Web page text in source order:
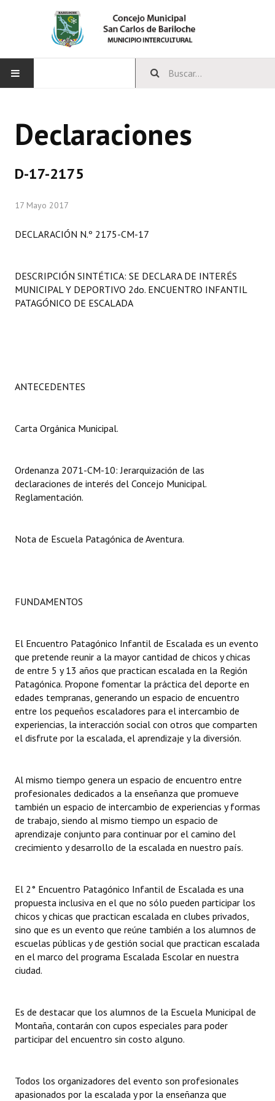
CONCEJO
Comisiones Permanentes
Comisiones Especiales
Programas
Carta Orgánica 2007
Organigrama
DOCUMENTOS
Actas de Sesión
Ejecución Presupuestaria
Actas de Audiencias Públicas
NORMATIVA
Comunicaciones
Resoluciones
Resoluciones de Presidencia
INSTITUCIONAL
Noticias Destacadas
Registros y Distinciones
Datos Históricos
Premio al Mérito - Registro
Mujeres que Dejaron Huellas - Registro
Periodistas Decanos - Registro
Banca del Vecino - Registro
Declaraciones
D-17-2175
17 Mayo 2017
DECLARACIÓN N.º 2175-CM-17
DESCRIPCIÓN SINTÉTICA: SE DECLARA DE INTERÉS
MUNICIPAL Y DEPORTIVO 2do. ENCUENTRO INFANTIL
PATAGÓNICO DE ESCALADA
ANTECEDENTES
Carta Orgánica Municipal.
Ordenanza 2071-CM-10: Jerarquización de las
declaraciones de interés del Concejo Municipal.
Reglamentación.
Nota de Escuela Patagónica de Aventura.
FUNDAMENTOS
El Encuentro Patagónico Infantil de Escalada es un evento
que pretende reunir a la mayor cantidad de chicos y chicas
de entre 5 y 13 años que practican escalada en la Región
Patagónica. Propone fomentar la práctica del deporte en
edades tempranas, generando un espacio de encuentro
entre los pequeños escaladores para el intercambio de
experiencias, la interacción social con otros que comparten
el disfrute por la escalada, el aprendizaje y la diversión.
Al mismo tiempo genera un espacio de encuentro entre
profesionales dedicados a la enseñanza que promueve
también un espacio de intercambio de experiencias y formas
de trabajo, siendo al mismo tiempo un espacio de
aprendizaje conjunto para continuar por el camino del
crecimiento y desarrollo de la escalada en nuestro país.
El 2° Encuentro Patagónico Infantil de Escalada es una
propuesta inclusiva en el que no sólo pueden participar los
chicos y chicas que practican escalada en clubes privados,
sino que es un evento que reúne también a los alumnos de
escuelas públicas y de gestión social que practican escalada
en el marco del programa Escalada Escolar en nuestra
ciudad.
Es de destacar que los alumnos de la Escuela Municipal de
Montaña, contarán con cupos especiales para poder
participar del encuentro sin costo alguno.
Todos los organizadores del evento son profesionales
apasionados por la escalada y por la enseñanza que